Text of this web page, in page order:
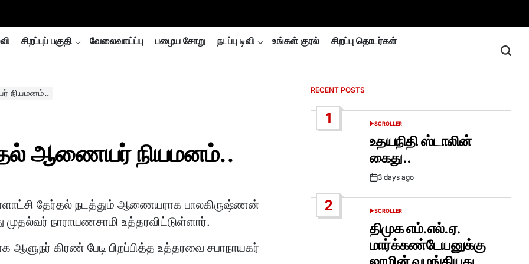
சிறப்புப் பகுதி வேலைவாய்ப்பு பழைய சோறு நடப்பு டிவி உங்கள் குரல் சிறப்பு தொடர்கள்
நியமனம்..
ஆணையர் நியமனம்..
உள்ளாட்சி தேர்தல் நடத்தும் ஆணையராக பாலகிருஷ்ணன்
முதல்வர் நாராயணசாமி உத்தரவிட்டுள்ளார்.
கிரண் பேடி பிறப்பித்த உத்தரவை சபாநாயகர்
RECENT POSTS
1
POSTED
SCROLLER
உதயநிதி ஸ்டாலின்
கைது..
Post3 days ago
2
POSTED
SCROLLER
திமுக எம்.எல்.ஏ.
மார்க்கண்டேயனுக்கு